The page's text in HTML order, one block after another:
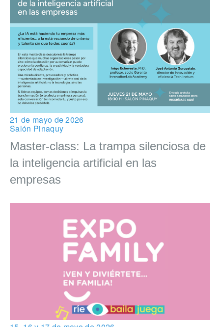
21 de mayo de 2026
Salón Pinaquy
Master-class: La trampa silenciosa de
la inteligencia artificial en las
empresas